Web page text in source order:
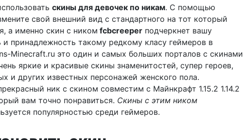
скины для девочек по никам. С помощью
свой внешний вид с стандартного на тот который
а именно скин с ником fcbcreeper подчеркнет вашу
и принадлежность такому редкому класу геймеров в
Minecraft.ru это один и самых больших порталов с скинами
яркие и красивые скины знаменитостей, супер героев,
и других известных персонажей женского пола.
ник с скином совместим с Майнкрафт 1.15.2 1.14.2
вам точно понравиться. Скины с этим ником
популярностью среди геймеров.